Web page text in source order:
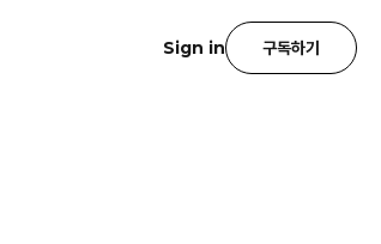
Sign in 구독하기